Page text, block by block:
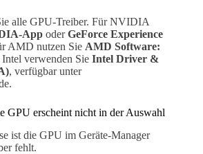
alle GPU-Treiber. Für NVIDIA
App oderGeForce Experience
AMD nutzen Sie AMD Software:
Intel verwenden Sie Intel Driver &
, verfügbar unter
GPU erscheint nicht in der Auswahl
ist die GPU im Geräte-Manager
fehlt.